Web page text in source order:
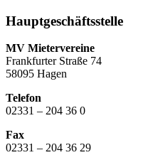
Hauptgeschäftsstelle
MV Mietervereine
Frankfurter Straße 74
58095 Hagen
Telefon
02331 – 204 36 0
Fax
02331 – 204 36 29